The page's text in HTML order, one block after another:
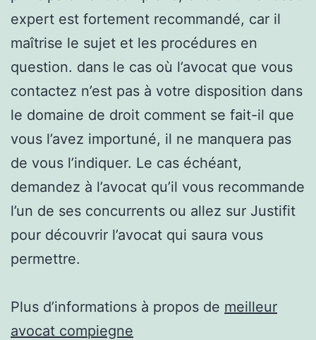
expert est fortement recommandé, car il
maîtrise le sujet et les procédures en
question. dans le cas où l’avocat que vous
contactez n’est pas à votre disposition dans
le domaine de droit comment se fait-il que
vous l’avez importuné, il ne manquera pas
de vous l’indiquer. Le cas échéant,
demandez à l’avocat qu’il vous recommande
l’un de ses concurrents ou allez sur Justifit
pour découvrir l’avocat qui saura vous
permettre.
Plus d’informations à propos de meilleur
avocat compiegne